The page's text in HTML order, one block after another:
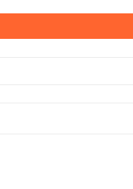
Comenziile plasate pana
intelegere!